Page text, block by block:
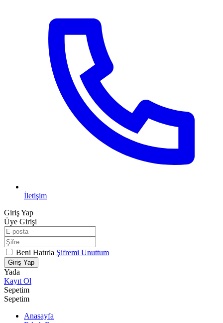
İletişim
Giriş Yap
Üye Girişi
Beni Hatırla Şifremi Unuttum
Giriş Yap
Yada
Kayıt Ol
Sepetim
Sepetim
Anasayfa